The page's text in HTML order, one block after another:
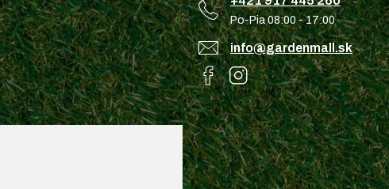
Po-Pia 08:00 - 17:00
info@gardenmall.sk